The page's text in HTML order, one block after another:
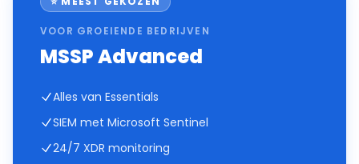
VOOR GROEIENDE BEDRIJVEN
MSSP Advanced
Alles van Essentials
SIEM met Microsoft Sentinel
24/7 XDR monitoring